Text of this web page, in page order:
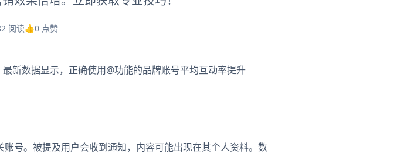
阅读👍0 点赞
新数据显示，正确使用@功能的品牌账号平均互动率提升
号。被提及用户会收到通知，内容可能出现在其个人资料。数